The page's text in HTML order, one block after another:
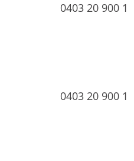
0403 20 900 1
0403 20 900 1